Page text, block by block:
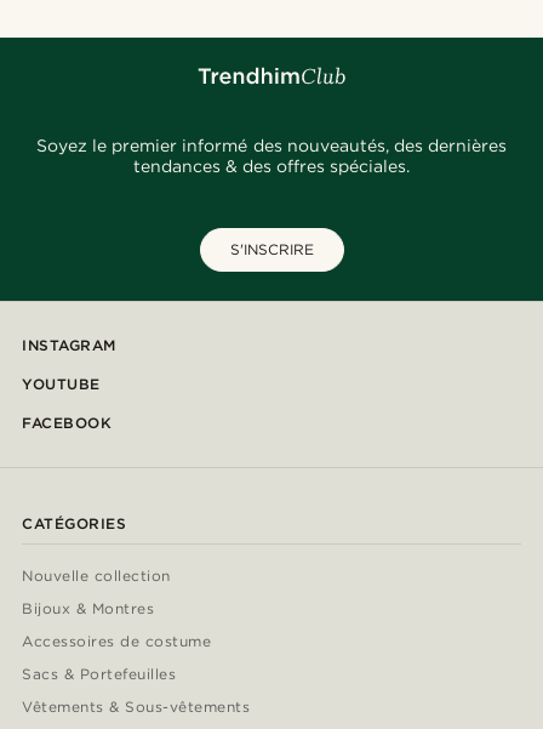
Soyez le premier informé des nouveautés, des dernières
tendances & des offres spéciales.
S'INSCRIRE
INSTAGRAM
YOUTUBE
FACEBOOK
CATÉGORIES
Nouvelle collection
Bijoux & Montres
Accessoires de costume
Sacs & Portefeuilles
Vêtements & Sous-vêtements